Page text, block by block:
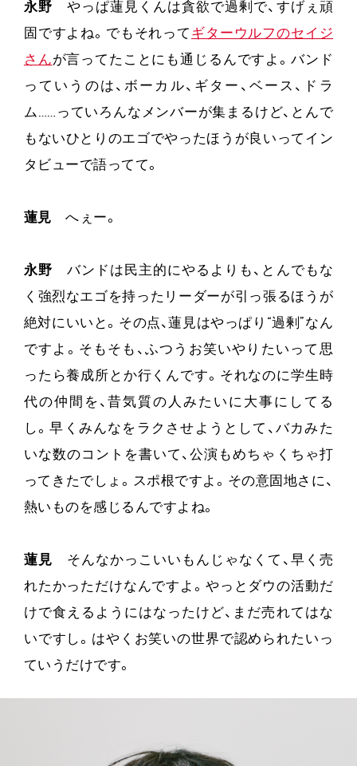
永野 やっぱ蓮見くんは貪欲で過剰で、すげぇ頑
固ですよね。でもそれって ギターウルフのセイジ
さんが言ってたことにも通じるんですよ。バンド
っていうのは、ボーカル、ギター、ベース、ドラ
ム……っていろんなメンバーが集まるけど、とんで
もないひとりのエゴでやったほうが良いってイン
タビューで語ってて。
蓮見 へぇー。
永野 バンドは民主的にやるよりも、とんでもな
く強烈なエゴを持ったリーダーが引っ張るほうが
絶対にいいと。その点、蓮見はやっぱり“過剰”なん
ですよ。そもそも、ふつうお笑いやりたいって思
ったら養成所とか行くんです。それなのに学生時
代の仲間を、昔気質の人みたいに大事にしてる
し。早くみんなをラクさせようとして、バカみた
いな数のコントを書いて、公演もめちゃくちゃ打
ってきたでしょ。スポ根ですよ。その意固地さに、
熱いものを感じるんですよね。
蓮見 そんなかっこいいもんじゃなくて、早く売
れたかっただけなんですよ。やっとダウの活動だ
けで食えるようにはなったけど、まだ売れてはな
いですし。はやくお笑いの世界で認められたいっ
ていうだけです。